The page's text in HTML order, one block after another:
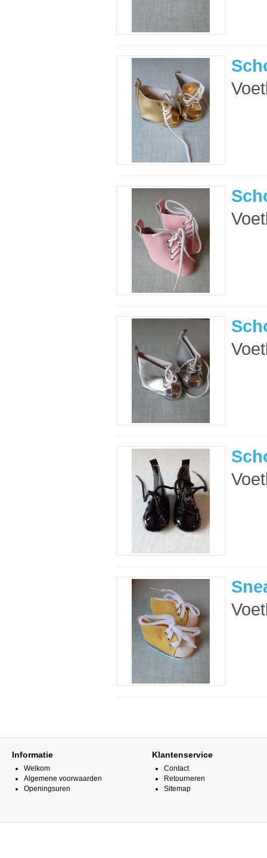
Informatie
Welkom
Algemene voorwaarden
Openingsuren
Klantenservice
Contact
Retourneren
Sitemap